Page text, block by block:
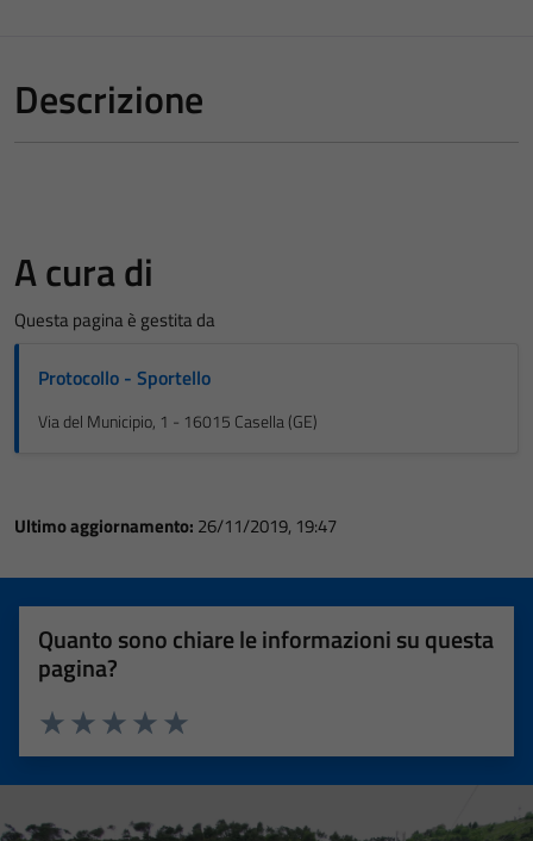
Descrizione
A cura di
Questa pagina è gestita da
Protocollo - Sportello
Via del Municipio, 1 - 16015 Casella (GE)
Ultimo aggiornamento: 26/11/2019, 19:47
Quanto sono chiare le informazioni su questa
pagina?
Valuta 5 stelle su 5
Valuta 4 stelle su 5
Valuta 3 stelle su 5
Valuta 2 stelle su 5
Valuta 1 stelle su 5